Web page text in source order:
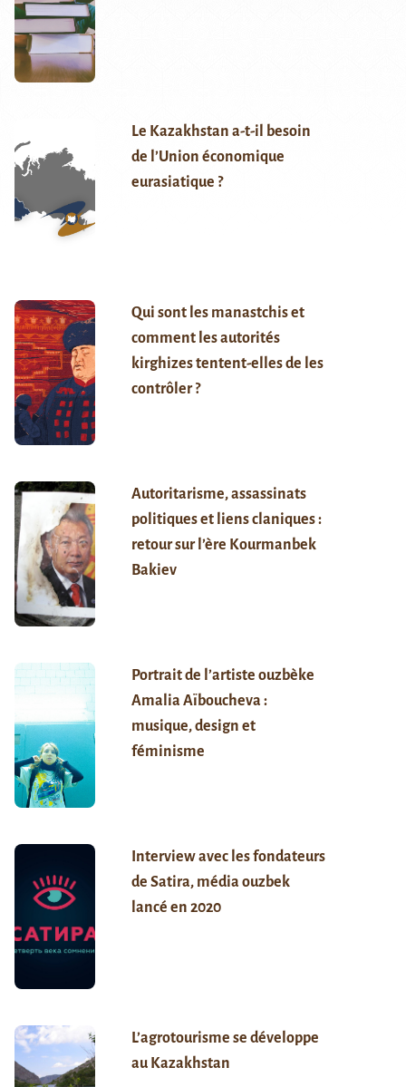
Le Kazakhstan a-t-il besoin
de l’Union économique
eurasiatique ?
Qui sont les manastchis et
comment les autorités
kirghizes tentent-elles de les
contrôler ?
Autoritarisme, assassinats
politiques et liens claniques :
retour sur l’ère Kourmanbek
Bakiev
Portrait de l’artiste ouzbèke
Amalia Aïboucheva :
musique, design et
féminisme
Interview avec les fondateurs
de Satira, média ouzbek
lancé en 2020
L’agrotourisme se développe
au Kazakhstan